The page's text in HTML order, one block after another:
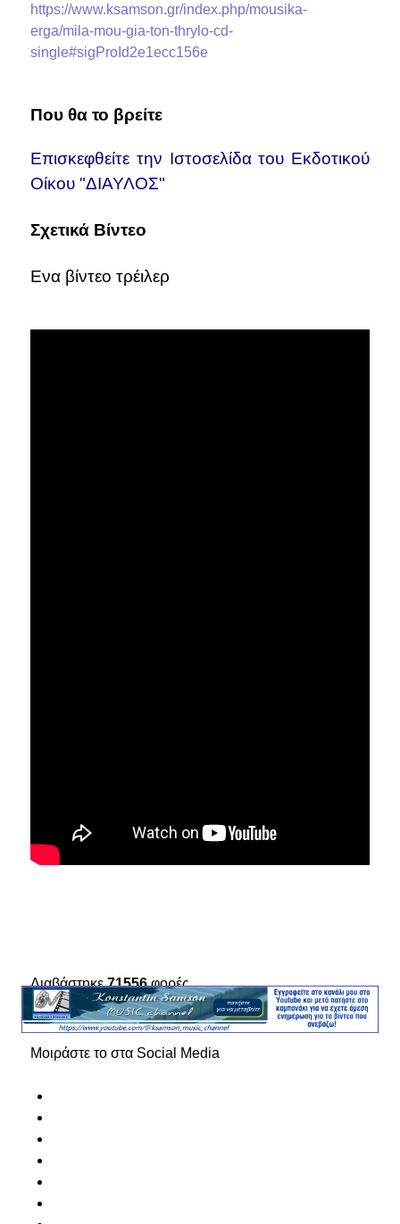
https://www.ksamson.gr/index.php/mousika-
erga/mila-mou-gia-ton-thrylo-cd-
single#sigProId2e1ecc156e
Που θα το βρείτε
Επισκεφθείτε την Ιστοσελίδα του Εκδοτικού
Οίκου "ΔΙΑΥΛΟΣ"
Σχετικά Βίντεο
Ενα βίντεο τρέιλερ
Διαβάστηκε71556φορές
Μοιράστε το στα Social Media